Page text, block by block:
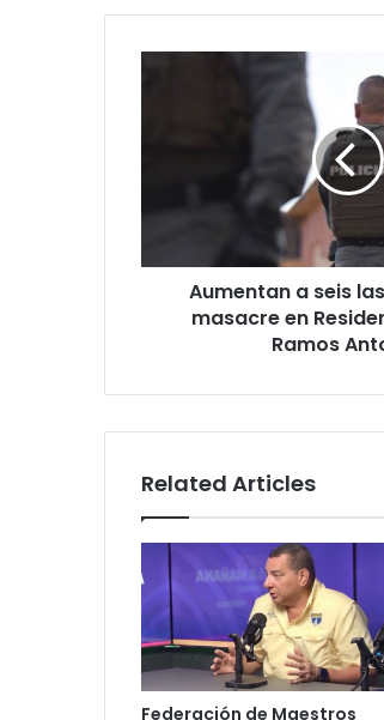
masacre
Residencial
ErnestoAumentan a seis
masacre en
Ramos
Related Articles
Federación de Maestros